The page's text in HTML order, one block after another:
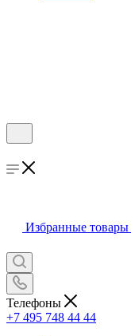
Избранные товары
Телефоны
+7 495 748 44 44